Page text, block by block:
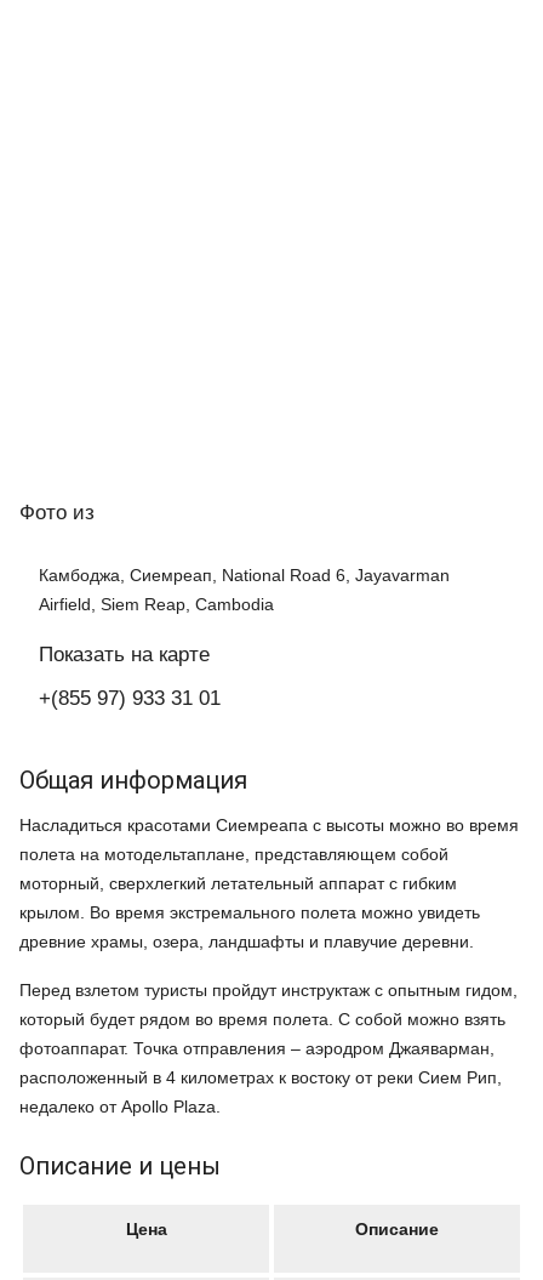
Фото из
Камбоджа, Сиемреап, National Road 6, Jayavarman
Airfield, Siem Reap, Cambodia
Показать на карте
+(855 97) 933 31 01
Общая информация
Насладиться красотами Сиемреапа с высоты можно во время
полета на мотодельтаплане, представляющем собой
моторный, сверхлегкий летательный аппарат с гибким
крылом. Во время экстремального полета можно увидеть
древние храмы, озера, ландшафты и плавучие деревни.
Перед взлетом туристы пройдут инструктаж с опытным гидом,
который будет рядом во время полета. С собой можно взять
фотоаппарат. Точка отправления – аэродром Джаяварман,
расположенный в 4 километрах к востоку от реки Сием Рип,
недалеко от Apollo Plaza.
Описание и цены
Цена Описание